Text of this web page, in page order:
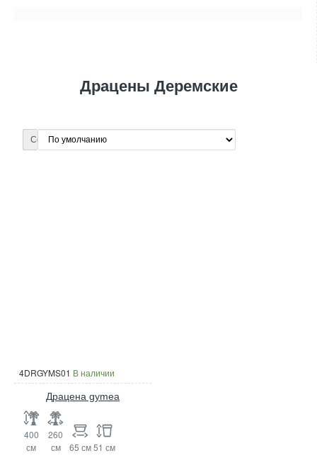
Драцены Деремские
Сортировка:
4DRGYMS01 В наличии
Драцена gymea
400
см
260
см
65 см 51 см